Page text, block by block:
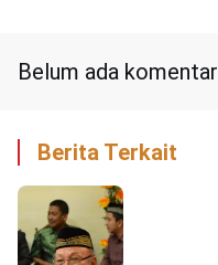
Belum ada komentar
Berita Terkait